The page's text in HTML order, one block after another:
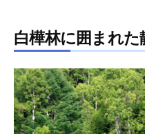
白樺林に囲まれ